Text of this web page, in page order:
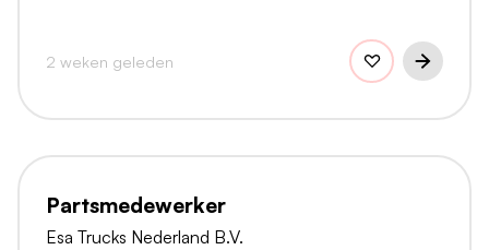
2 weken geleden
Partsmedewerker
Esa Trucks Nederland B.V.